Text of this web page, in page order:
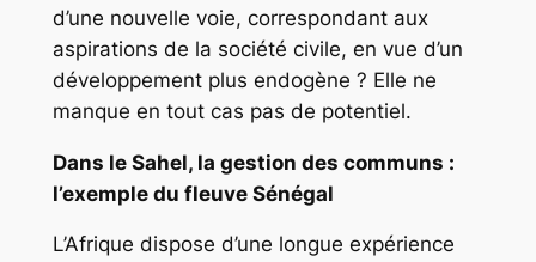
d’une nouvelle voie, correspondant aux
aspirations de la société civile, en vue d’un
développement plus endogène ? Elle ne
manque en tout cas pas de potentiel.
Dans le Sahel, la gestion des communs :
l’exemple du fleuve Sénégal
L’Afrique dispose d’une longue expérience